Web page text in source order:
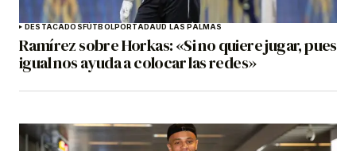
DESTACADOS FÚTBOLPORTADAUD LAS PALMAS
Ramírez sobre Horkas: «Si no quiere jugar, pues
igual nos ayuda a colocar las redes»